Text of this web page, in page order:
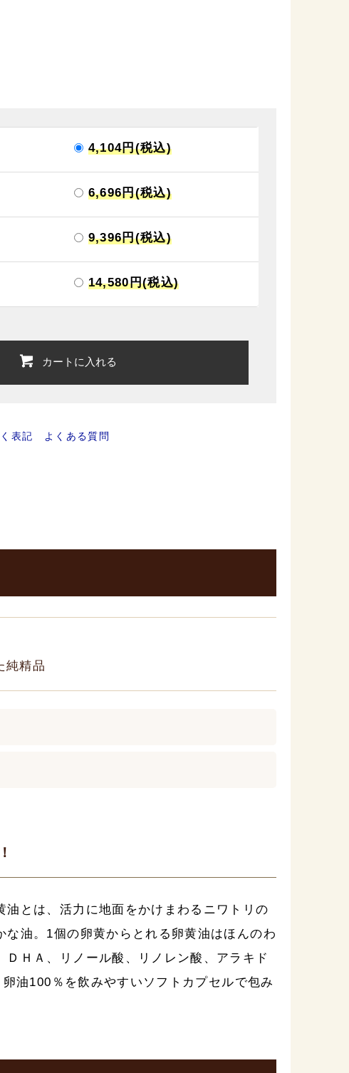
4,104円(税込)
6,696円(税込)
9,396円(税込)
14,580円(税込)
カートに入れる
表記
よくある質問
純精品
とは、活力に地面をかけまわるニワトリの
油。1個の卵黄からとれる卵黄油はほんのわ
ＨＡ、リノール酸、リノレン酸、アラキド
油100％を飲みやすいソフトカプセルで包み